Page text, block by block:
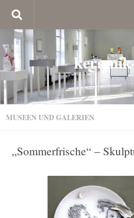
MUSEEN UND GALERIEN
„Sommerfrische“ –